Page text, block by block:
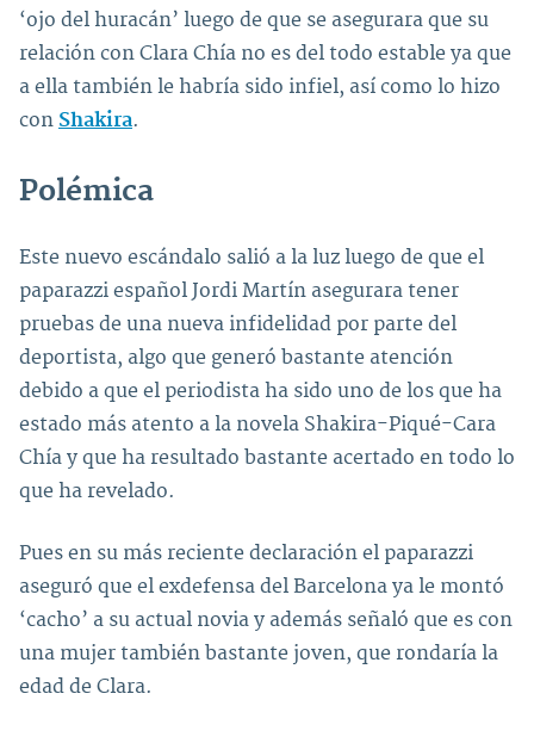
‘ojo del huracán’ luego de que se asegurara que su
relación con Clara Chía no es del todo estable ya que
a ella también le habría sido infiel, así como lo hizo
con Shakira.
Polémica
Este nuevo escándalo salió a la luz luego de que el
paparazzi español Jordi Martín asegurara tener
pruebas de una nueva infidelidad por parte del
deportista, algo que generó bastante atención
debido a que el periodista ha sido uno de los que ha
estado más atento a la novela Shakira-Piqué-Cara
Chía y que ha resultado bastante acertado en todo lo
que ha revelado.
Pues en su más reciente declaración el paparazzi
aseguró que el exdefensa del Barcelona ya le montó
‘cacho’ a su actual novia y además señaló que es con
una mujer también bastante joven, que rondaría la
edad de Clara.